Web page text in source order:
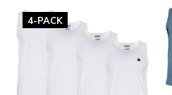
4-PACK